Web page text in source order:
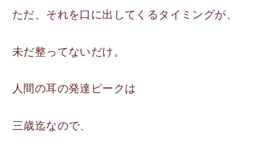
ただ、それを口に出してくるタイミングが、
未だ整ってないだけ。
人間の耳の発達ピークは
三歳迄なので、